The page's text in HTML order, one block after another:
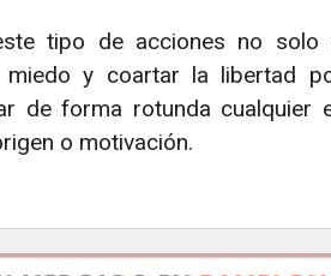
tipo de acciones no solo
y coartar la libertad
de forma rotunda cualquier
o motivación.